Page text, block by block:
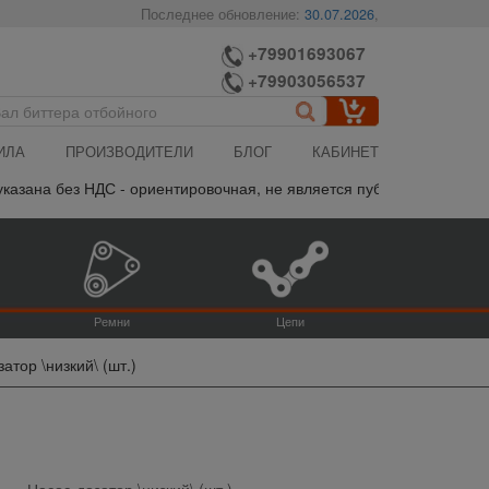
Последнее обновление:30.07.2026,
+79901693067
+79903056537
ПРОИЗВОДИТЕЛИ БЛОГ КАБИНЕТ
без НДС - ориентировочная, не является публичной
Ремни Цепи
\низкий\ (шт.)